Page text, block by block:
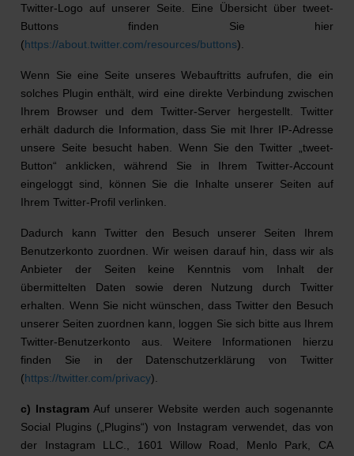
Twitter-Logo auf unserer Seite. Eine Übersicht über tweet-
Buttons finden Sie hier
(https://about.twitter.com/resources/buttons).
Wenn Sie eine Seite unseres Webauftritts aufrufen, die ein
solches Plugin enthält, wird eine direkte Verbindung zwischen
Ihrem Browser und dem Twitter-Server hergestellt. Twitter
erhält dadurch die Information, dass Sie mit Ihrer IP-Adresse
unsere Seite besucht haben. Wenn Sie den Twitter „tweet-
Button“ anklicken, während Sie in Ihrem Twitter-Account
eingeloggt sind, können Sie die Inhalte unserer Seiten auf
Ihrem Twitter-Profil verlinken.
Dadurch kann Twitter den Besuch unserer Seiten Ihrem
Benutzerkonto zuordnen. Wir weisen darauf hin, dass wir als
Anbieter der Seiten keine Kenntnis vom Inhalt der
übermittelten Daten sowie deren Nutzung durch Twitter
erhalten. Wenn Sie nicht wünschen, dass Twitter den Besuch
unserer Seiten zuordnen kann, loggen Sie sich bitte aus Ihrem
Twitter-Benutzerkonto aus. Weitere Informationen hierzu
finden Sie in der Datenschutzerklärung von Twitter
(https://twitter.com/privacy).
c) Instagram Auf unserer Website werden auch sogenannte
Social Plugins („Plugins“) von Instagram verwendet, das von
der Instagram LLC., 1601 Willow Road, Menlo Park, CA